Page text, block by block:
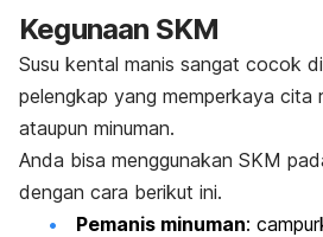
Kegunaan SKM
Susu kental manis sangat cocok
pelengkap yang memperkaya cita
ataupun minuman.
Anda bisa menggunakan SKM
dengan cara berikut ini.
Pemanis minuman: